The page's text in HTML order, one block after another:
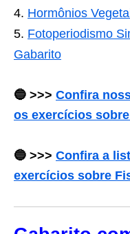
Hormônios
Fotoperiodismo
Gabarito
🔵 >>> Confira
os exercícios
🔵 >>> Confira a
exercícios sobre